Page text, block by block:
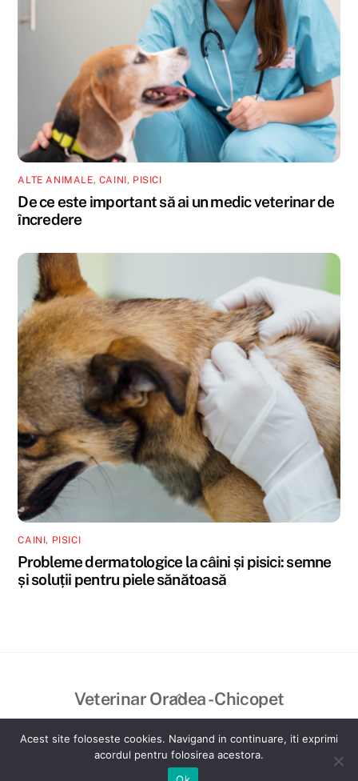
ALTE ANIMALE, CAINI, PISICI
De ce este important să ai un medic veterinar de
încredere
CAINI, PISICI
Probleme dermatologice la câini și pisici: semne
și soluții pentru piele sănătoasă
Back
Top
Veterinar Oradea - Chicopet
Created by VisualBrand
Acest site foloseste cookies. Navigand in continuare, iti exprimi
acordul pentru folosirea acestora.